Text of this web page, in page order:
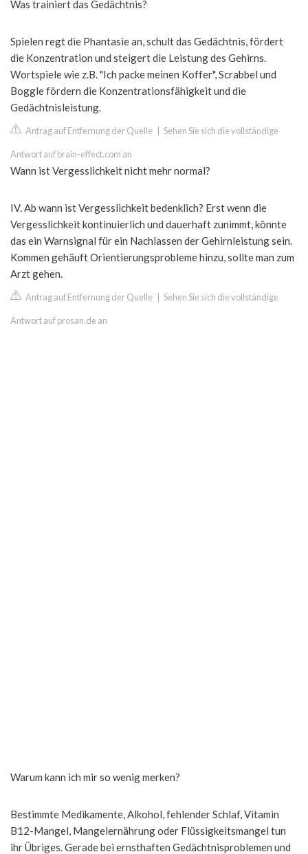
Was trainiert das Gedächtnis?
Spielen regt die Phantasie an, schult das Gedächtnis, fördert
die Konzentration und steigert die Leistung des Gehirns.
Wortspiele wie z.B. "Ich packe meinen Koffer", Scrabbel und
Boggle fördern die Konzentrationsfähigkeit und die
Gedächtnisleistung.
Antrag auf Entfernung der Quelle Sehen Sie sich die vollständige
Antwort auf brain-effect.com an
Wann ist Vergesslichkeit nicht mehr normal?
IV. Ab wann ist Vergesslichkeit bedenklich? Erst wenn die
Vergesslichkeit kontinuierlich und dauerhaft zunimmt, könnte
das ein Warnsignal für ein Nachlassen der Gehirnleistung sein.
Kommen gehäuft Orientierungsprobleme hinzu, sollte man zum
Arzt gehen.
Antrag auf Entfernung der Quelle Sehen Sie sich die vollständige
Antwort auf prosan.de an
Warum kann ich mir so wenig merken?
Bestimmte Medikamente, Alkohol, fehlender Schlaf, Vitamin
B12-Mangel, Mangelernährung oder Flüssigkeitsmangel tun
ihr Übriges. Gerade bei ernsthaften Gedächtnisproblemen und